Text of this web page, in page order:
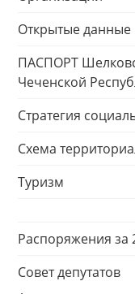
Открытые данные
ПАСПОРТ
Чеченской
Стратегия
Схема
Туризм
Распоряжения за
Совет депутатов